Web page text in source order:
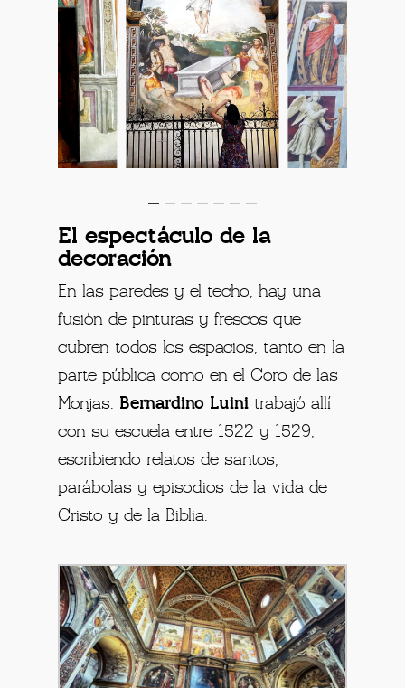
El espectáculo de la
decoración
En las paredes y el techo, hay una
fusión de pinturas y frescos que
cubren todos los espacios, tanto en la
parte pública como en el Coro de las
Monjas. Bernardino Luini trabajó allí
con su escuela entre 1522 y 1529,
escribiendo relatos de santos,
parábolas y episodios de la vida de
Cristo y de la Biblia.